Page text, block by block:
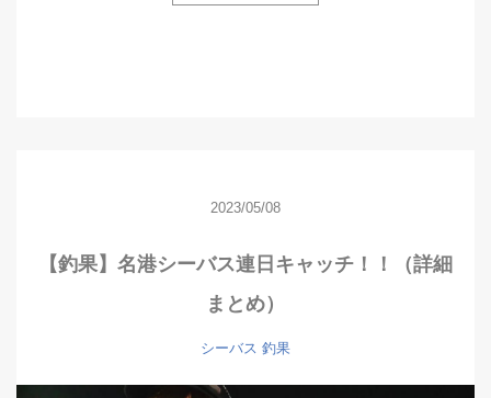
2023/05/08
【釣果】名港シーバス連日キャッチ！！（詳細
まとめ）
シーバス 釣果